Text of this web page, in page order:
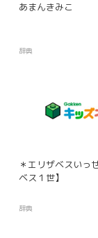
あまんきみこ
辞典
＊エリザベスいっ
ベス１世】
辞典